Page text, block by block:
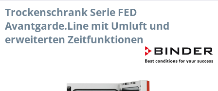
Trockenschrank Serie FED
Avantgarde.Line mit Umluft und
erweiterten Zeitfunktionen